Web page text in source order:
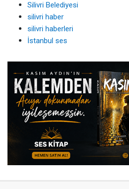
Silivri Belediyesi
silivri haber
silivri haberleri
İstanbul ses